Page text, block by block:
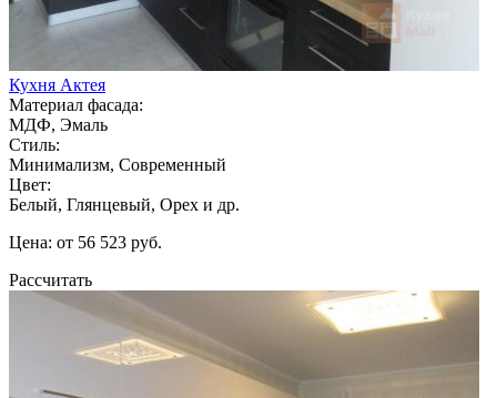
Кухня Актея
Материал фасада:
МДФ, Эмаль
Стиль:
Минимализм, Современный
Цвет:
Белый, Глянцевый, Орех и др.
Цена: от 56 523 руб.
Рассчитать